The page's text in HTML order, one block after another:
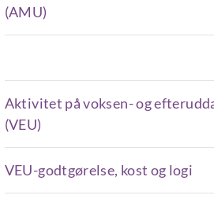
(AMU)
Aktivitet på voksen- og
(VEU)
VEU-godtgørelse, kost og logi